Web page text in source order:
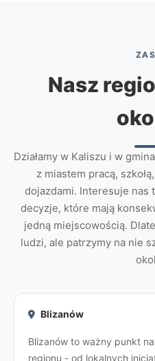
Nasz
Działamy w Kaliszu i w
z miastem pracą,
dojazdami. Interesuje nas
decyzje, które mają
jedną miejscowością.
ludzi, ale patrzymy na nie
Blizanów
Blizanów to ważny punkt
regionu - od lokalnych